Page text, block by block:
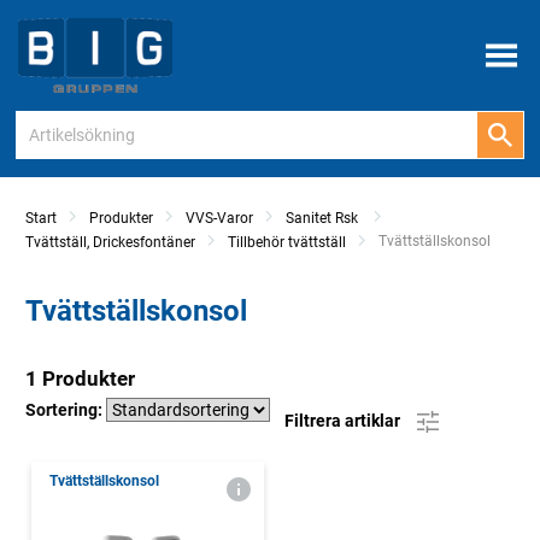
Meny
Start Produkter VVS-Varor
Sanitet Rsk
Tvättställ, Drickesfontäner
Tillbehör tvättställ Current:
Tvättställskonsol
Tvättställskonsol
1 Produkter
Sortering:
Filtrera artiklar
Tvättställskonsol